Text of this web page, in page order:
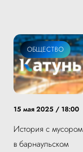
ОБЩЕСТВО
15 мая 2025 / 18:00
История с мусором
в барнаульском